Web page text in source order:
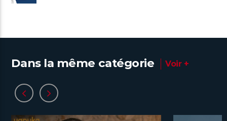
Dans la même catégorie Voir +